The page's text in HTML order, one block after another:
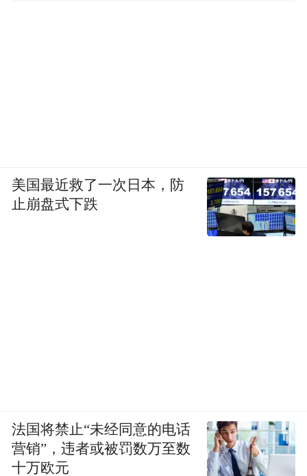
美国最近救了一次日本，防
止崩盘式下跌
法国将禁止“未经同意的电话
营销”，违者或被罚数万至数
十万欧元